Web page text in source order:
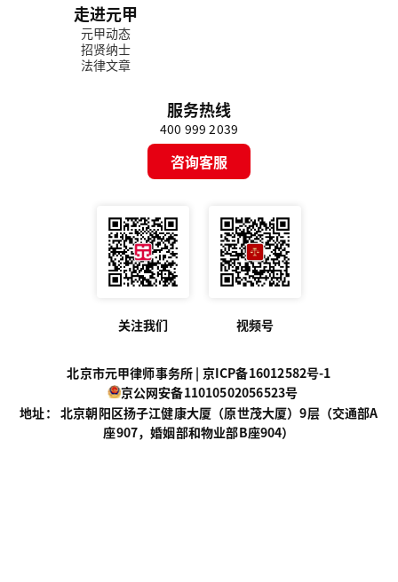
走进元甲
元甲动态
招贤纳士
法律文章
服务热线
400 999 2039
咨询客服
关注我们 视频号
北京市元甲律师事务所 | 京ICP备16012582号-1
京公网安备11010502056523号
地址： 北京朝阳区扬子江健康大厦（原世茂大厦）9层（交通部A
座907，婚姻部和物业部B座904）